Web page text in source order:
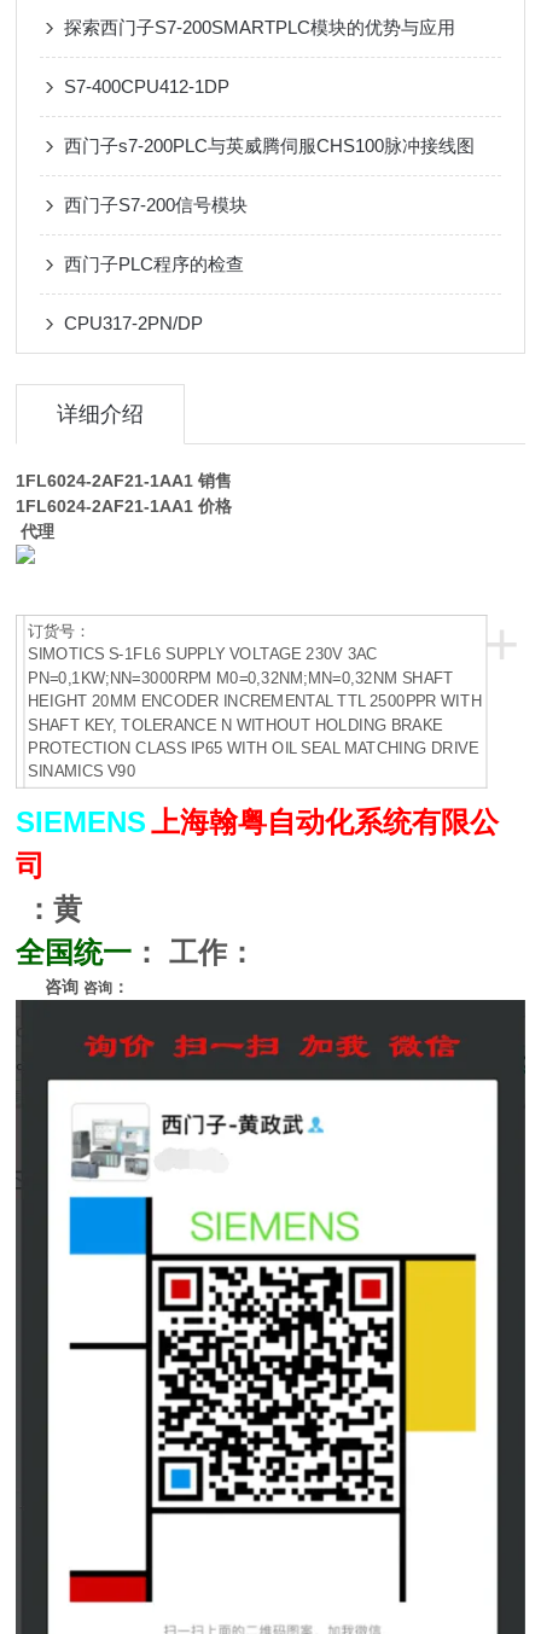
探索西门子S7-200SMARTPLC模块的优势与应用
S7-400CPU412-1DP
西门子s7-200PLC与英威腾伺服CHS100脉冲接线图
西门子S7-200信号模块
西门子PLC程序的检查
CPU317-2PN/DP
详细介绍
1FL6024-2AF21-1AA1 销售
1FL6024-2AF21-1AA1 价格
代理
+
订货号：
SIMOTICS S-1FL6 SUPPLY VOLTAGE 230V 3AC
PN=0,1KW;NN=3000RPM M0=0,32NM;MN=0,32NM SHAFT
HEIGHT 20MM ENCODER INCREMENTAL TTL 2500PPR WITH
SHAFT KEY, TOLERANCE N WITHOUT HOLDING BRAKE
PROTECTION CLASS IP65 WITH OIL SEAL MATCHING DRIVE
SINAMICS V90
SIEMENS 上海翰粤自动化系统有限公
司
：黄
全国统一 ： 工作：
咨询 咨询 ：